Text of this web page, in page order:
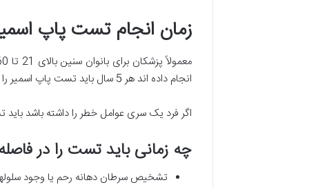
زمان انجام تست پاپ
انجام داده اند هر 5 سال باید تست پاپ اسمیر را انجام دهند.
اگر فرد یک سری عوامل خطر را داشته باشد باید
چه زمانی باید تست را در
تشخیص سرطان دهانه رحم یا وجود